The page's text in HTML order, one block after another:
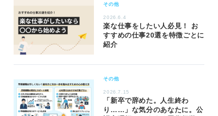
その他
2026.6.4
楽な仕事をしたい人必見！ お
すすめの仕事20選を特徴ごとに
紹介
その他
2026.7.15
「新卒で辞めた。人生終わ
り……」な気分のあなたに。公